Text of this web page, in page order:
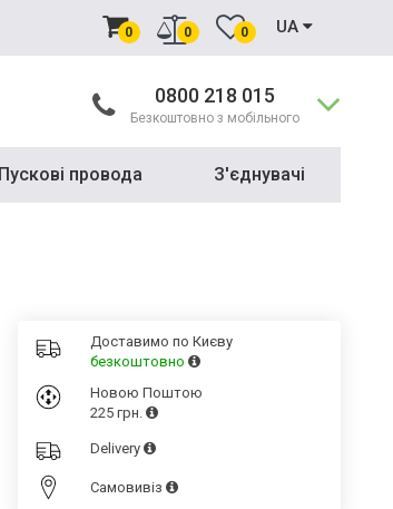
0 0 0 UA
0800 218 015
Безкоштовно з мобільного
Пускові провода З'єднувачі
Доставимо по Києву
безкоштовно
Новою Поштою
225 грн.
Delivery
Cамовивіз